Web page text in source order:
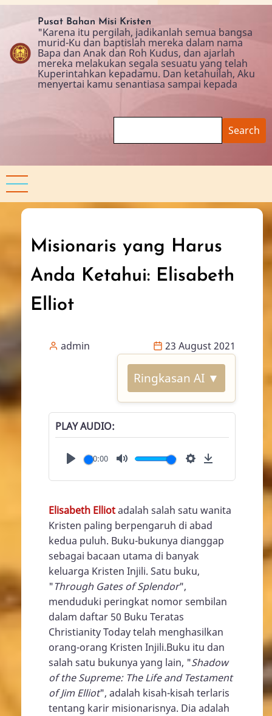
Skip
content
Pusat Bahan Misi Kristen
"Karena itu pergilah, jadikanlah semua bangsa
murid-Ku dan baptislah mereka dalam nama
Bapa dan Anak dan Roh Kudus, dan ajarlah
mereka melakukan segala sesuatu yang telah
Kuperintahkan kepadamu. Dan ketahuilah, Aku
menyertai kamu senantiasa sampai kepada
Misionaris yang Harus
Anda Ketahui: Elisabeth
Elliot
admin 23 August 2021
Ringkasan AI ▼
PLAY AUDIO
00:00
Elisabeth Elliotadalah salah satu wanita
Kristen paling berpengaruh di abad
kedua puluh. Buku-bukunya dianggap
sebagai bacaan utama di banyak
keluarga Kristen Injili. Satu buku,
"Through Gates of Splendor",
menduduki peringkat nomor sembilan
dalam daftar 50 Buku Teratas
Christianity Today telah menghasilkan
orang-orang Kristen Injili.Buku itu dan
salah satu bukunya yang lain, "Shadow
of the Supreme: The Life and Testament
of Jim Elliot", adalah kisah-kisah terlaris
tentang karir misionarisnya. Dia adalah